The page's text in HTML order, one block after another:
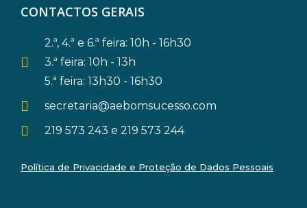
CONTACTOS GERAIS
2.ª, 4.ª e 6.ª feira: 10h - 16h30
3.ª feira: 10h - 13h
5.ª feira: 13h30 - 16h30
secretaria@aebomsucesso.com
219 573 243 e 219 573 244
Política de Privacidade e Proteção de Dados Pessoais